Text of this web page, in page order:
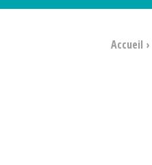
Accueil ›